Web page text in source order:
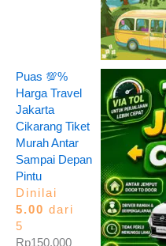
Puas 💯%
Harga Travel
Jakarta
Cikarang Tiket
Murah Antar
Sampai Depan
Pintu
Dinilai
5.00 dari
5
Rp150.000